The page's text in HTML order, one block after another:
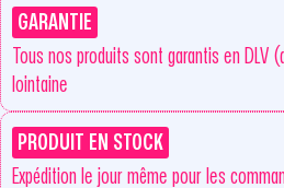
GARANTIE
Tous nos produits sont garantis en DLV
lointaine
PRODUIT EN STOCK
Expédition le jour même pour les